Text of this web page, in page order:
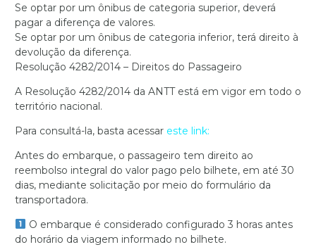
Se optar por um ônibus de categoria superior, deverá
pagar a diferença de valores.
Se optar por um ônibus de categoria inferior, terá direito à
devolução da diferença.
Resolução 4282/2014 – Direitos do Passageiro
A Resolução 4282/2014 da ANTT está em vigor em todo o
território nacional.
Para consultá-la, basta acessar este link:
Antes do embarque, o passageiro tem direito ao
reembolso integral do valor pago pelo bilhete, em até 30
dias, mediante solicitação por meio do formulário da
transportadora.
O embarque é considerado configurado 3 horas antes
do horário da viagem informado no bilhete.